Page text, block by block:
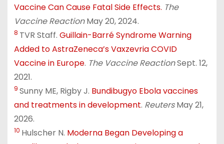
Vaccine Can Cause Fatal Side Effects. The
Vaccine ReactionMay 20, 2024.
8 TVR Staff. Guillain-Barré Syndrome Warning
Added to AstraZeneca’s Vaxzevria COVID
Vaccine in Europe. The Vaccine ReactionSept. 12,
2021.
9 Sunny ME, Rigby J. Bundibugyo Ebola vaccines
and treatments in development. ReutersMay 21,
2026.
10 Hulscher N. Moderna Began Developing a